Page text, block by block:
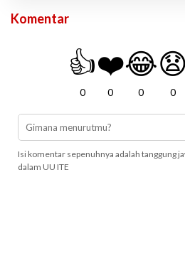
Komentar
👍
0
❤️
0
😂
0
😧
0
Isi komentar sepenuhnya adalah tanggung
dalam UU ITE